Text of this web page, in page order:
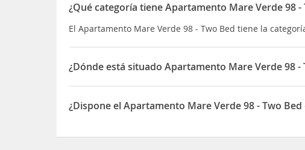
¿Qué categoría tiene Apartamento Mare Verde 98 -
El Apartamento Mare Verde 98 - Two Bed tiene la
¿Dónde está situado Apartamento Mare Verde 98 -
El Apartamento Mare Verde 98 - Two Bed está situado en
¿Dispone el Apartamento Mare Verde 98 - Two